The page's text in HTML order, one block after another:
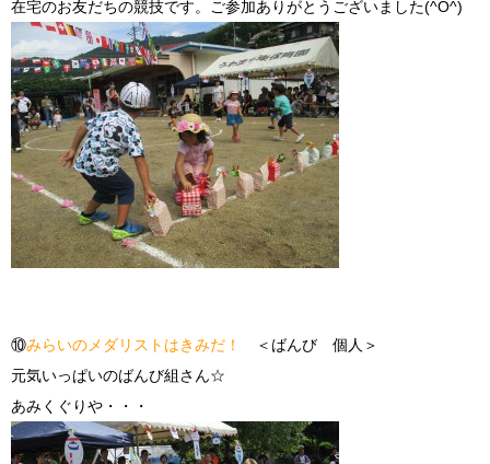
在宅のお友だちの競技です。ご参加ありがとうございました(^O^)
⑩みらいのメダリストはきみだ！
＜ばんび 個人＞
元気いっぱいのばんび組さん☆
あみくぐりや・・・